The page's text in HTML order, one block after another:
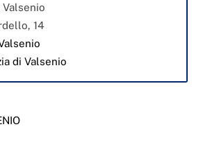
Valsenio
14
di Valsenio